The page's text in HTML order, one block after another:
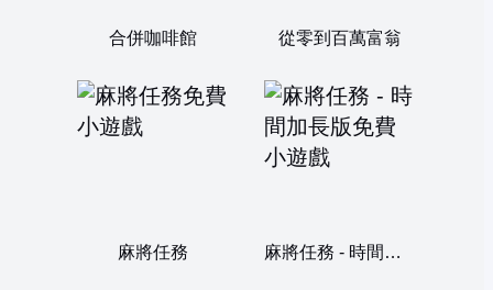
合併咖啡館 從零到百萬富翁
麻將任務 麻將任務 - 時間加長版